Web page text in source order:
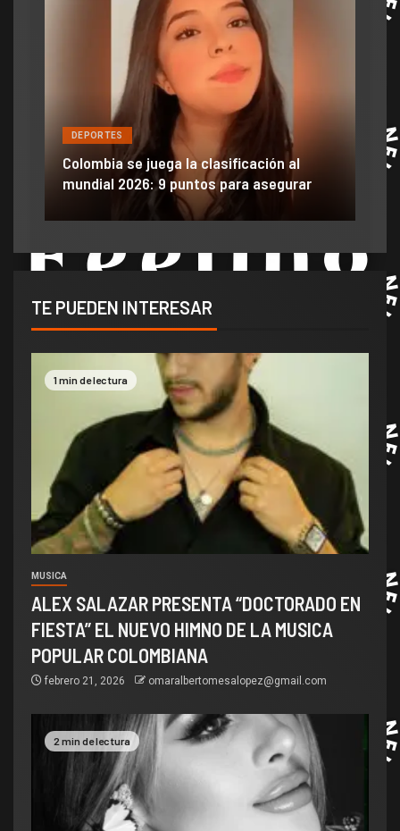
DEPORTES
Colombia se juega la clasificación al
mundial 2026: 9 puntos para asegurar
TE PUEDEN INTERESAR
1 min de lectura
MUSICA
ALEX SALAZAR PRESENTA “DOCTORADO EN
FIESTA” EL NUEVO HIMNO DE LA MUSICA
POPULAR COLOMBIANA
febrero 21, 2026 omaralbertomesalopez@gmail.com
2 min de lectura